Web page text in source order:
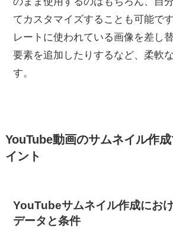
てカスタマイズすることも可能で
レートに使われている画像を差し
要素を追加したりするなど、柔軟
す。
YouTube動画のサムネイル作
イント
YouTubeサムネイル作成にお
データと条件